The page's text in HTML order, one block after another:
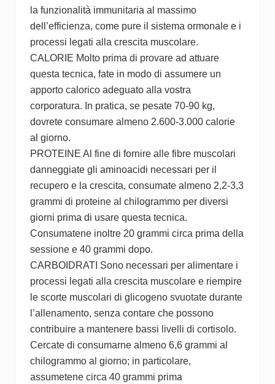
la funzionalità immunitaria al massimo
dell’efficienza, come pure il sistema ormonale e i
processi legati alla crescita muscolare.
CALORIE Molto prima di provare ad attuare
questa tecnica, fate in modo di assumere un
apporto calorico adeguato alla vostra
corporatura. In pratica, se pesate 70-90 kg,
dovrete consumare almeno 2.600-3.000 calorie
al giorno.
PROTEINE Al fine di fornire alle fibre muscolari
danneggiate gli aminoacidi necessari per il
recupero e la crescita, consumate almeno 2,2-3,3
grammi di proteine al chilogrammo per diversi
giorni prima di usare questa tecnica.
Consumatene inoltre 20 grammi circa prima della
sessione e 40 grammi dopo.
CARBOIDRATI Sono necessari per alimentare i
processi legati alla crescita muscolare e riempire
le scorte muscolari di glicogeno svuotate durante
l’allenamento, senza contare che possono
contribuire a mantenere bassi livelli di cortisolo.
Cercate di consumarne almeno 6,6 grammi al
chilogrammo al giorno; in particolare,
assumetene circa 40 grammi prima